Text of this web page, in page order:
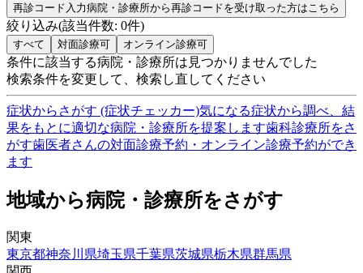
再診コード入力病院・診療所から再診コードを受け取った方はこちら
絞り込み(該当件数: 0件)
すべて 対面診療可 オンライン診療可
条件に該当する病院・診療所は見つかりませんでした
検索条件を変更して、検索し直してください
症状からさがす (症状チェッカー)気になる症状から調べ、結
果をもとに適切な病院・診療所を提案します歯科診療所をさ
がす歯医者さんの対面診療予約・オンライン診療予約ができ
ます
地域から病院・診療所をさがす
関東
東京都神奈川県埼玉県千葉県茨城県栃木県群馬県